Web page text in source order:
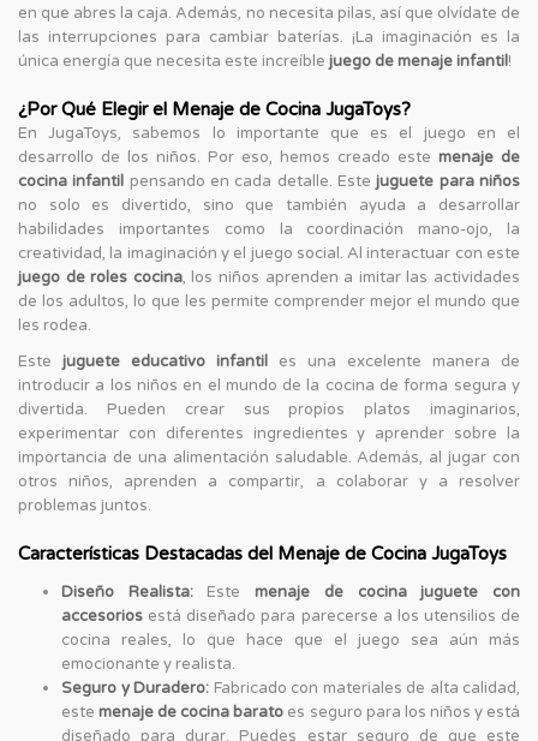
en que abres la caja. Además, no necesita pilas, así que olvídate de
las interrupciones para cambiar baterías. ¡La imaginación es la
única energía que necesita este increíble juego de menaje infantil!
¿Por Qué Elegir el Menaje de Cocina JugaToys?
En JugaToys, sabemos lo importante que es el juego en el
desarrollo de los niños. Por eso, hemos creado este menaje de
cocina infantil pensando en cada detalle. Estejuguete para niños
no solo es divertido, sino que también ayuda a desarrollar
habilidades importantes como la coordinación mano-ojo, la
creatividad, la imaginación y el juego social. Al interactuar con este
juego de roles cocina, los niños aprenden a imitar las actividades
de los adultos, lo que les permite comprender mejor el mundo que
les rodea.
Este juguete educativo infantil es una excelente manera de
introducir a los niños en el mundo de la cocina de forma segura y
divertida. Pueden crear sus propios platos imaginarios,
experimentar con diferentes ingredientes y aprender sobre la
importancia de una alimentación saludable. Además, al jugar con
otros niños, aprenden a compartir, a colaborar y a resolver
problemas juntos.
Características Destacadas del Menaje de Cocina JugaToys
Diseño Realista:Estemenaje de cocina juguete con
accesorios está diseñado para parecerse a los utensilios de
cocina reales, lo que hace que el juego sea aún más
emocionante y realista.
Seguro y Duradero: Fabricado con materiales de alta calidad,
estemenaje de cocina barato es seguro para los niños y está
diseñado para durar. Puedes estar seguro de que este